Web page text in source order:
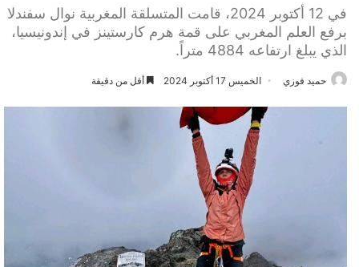
في 12 أكتوبر 2024، قامت المتسلقة المغربية نوال سفندلا
برفع العلم المغربي على قمة هرم كارستينز في إندونيسيا،
الذي يبلغ ارتفاعه 4884 متراً.
حميد فوزي الخميس 17 أكتوبر 2024 أقل من دقيقة